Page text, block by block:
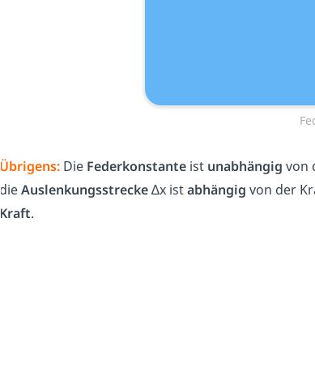
Übrigens:Die Federkonstanteist unabhängig von
dieAuslenkungsstrecke∆x istabhängig von der
Kraft.